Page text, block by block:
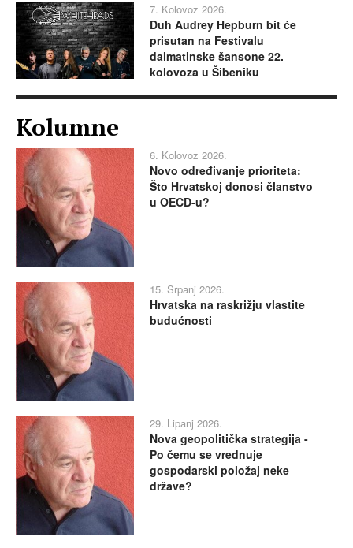
7. Kolovoz 2026.
Duh Audrey Hepburn bit će
prisutan na Festivalu
dalmatinske šansone 22.
kolovoza u Šibeniku
Kolumne
6. Kolovoz 2026.
Novo određivanje prioriteta:
Što Hrvatskoj donosi članstvo
u OECD-u?
15. Srpanj 2026.
Hrvatska na raskrižju vlastite
budućnosti
29. Lipanj 2026.
Nova geopolitička strategija -
Po čemu se vrednuje
gospodarski položaj neke
države?